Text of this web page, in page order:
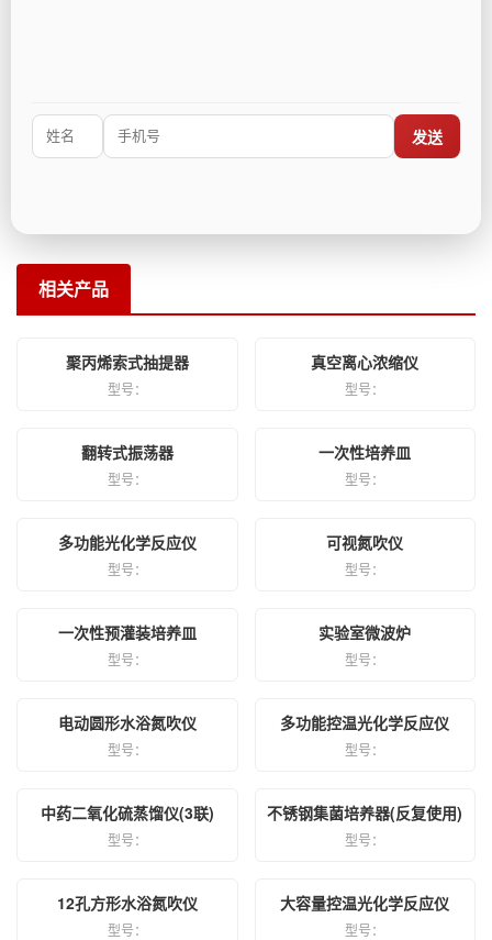
封闭智能匀浆仪
相关产品
聚丙烯索式抽提器
型号：
真空离心浓缩仪
型号：
翻转式振荡器
型号：
一次性培养皿
型号：
多功能光化学反应仪
型号：
可视氮吹仪
型号：
一次性预灌装培养皿
型号：
实验室微波炉
型号：
电动圆形水浴氮吹仪
型号：
多功能控温光化学反应仪
型号：
中药二氧化硫蒸馏仪(3联)
型号：
不锈钢集菌培养器(反复使用)
型号：
12孔方形水浴氮吹仪
型号：
大容量控温光化学反应仪
型号：
发送